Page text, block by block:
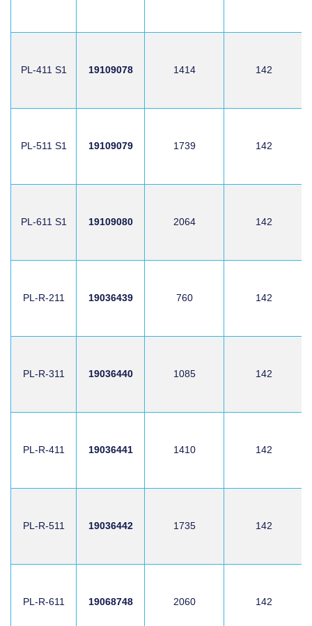
PL-411 S1 19109078 1414 142
PL-511 S1 19109079 1739 142
PL-611 S1 19109080 2064 142
PL-R-211 19036439 760 142
PL-R-311 19036440 1085 142
PL-R-411 19036441 1410 142
PL-R-511 19036442 1735 142
PL-R-611 19068748 2060 142